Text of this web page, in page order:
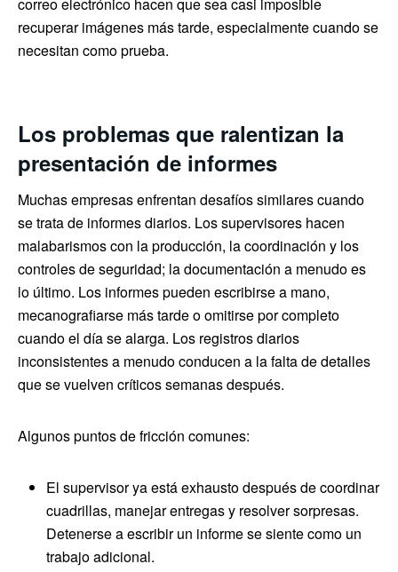
correo electrónico hacen que sea casi imposible
recuperar imágenes más tarde, especialmente cuando se
necesitan como prueba.
Los problemas que ralentizan la
presentación de informes
Muchas empresas enfrentan desafíos similares cuando
se trata de informes diarios. Los supervisores hacen
malabarismos con la producción, la coordinación y los
controles de seguridad; la documentación a menudo es
lo último. Los informes pueden escribirse a mano,
mecanografiarse más tarde o omitirse por completo
cuando el día se alarga. Los registros diarios
inconsistentes a menudo conducen a la falta de detalles
que se vuelven críticos semanas después.
Algunos puntos de fricción comunes:
El supervisor ya está exhausto después de coordinar
cuadrillas, manejar entregas y resolver sorpresas.
Detenerse a escribir un informe se siente como un
trabajo adicional.